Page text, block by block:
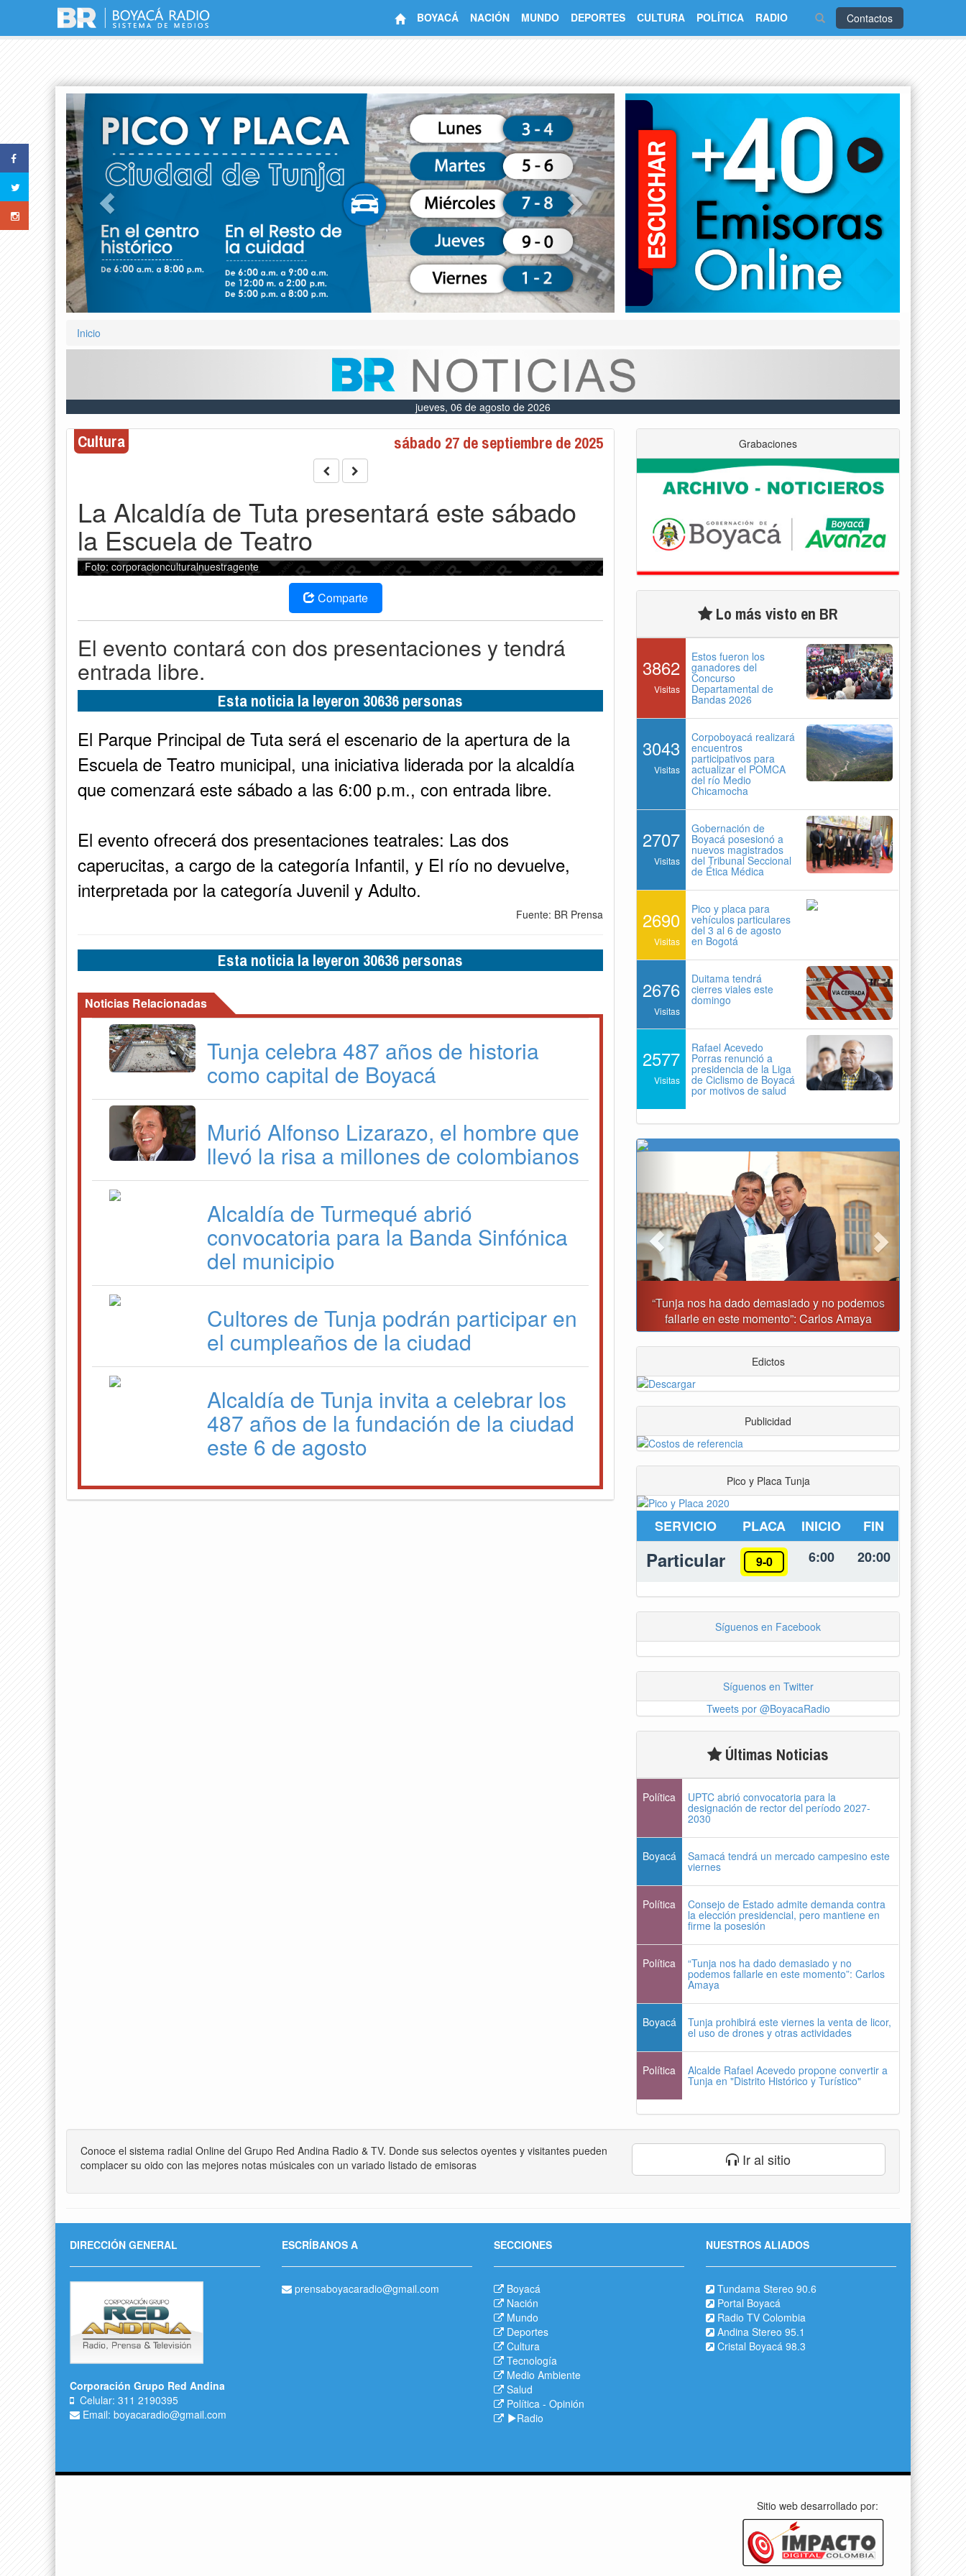
Contactos
BOYACÁ NACIÓN MUNDO DEPORTES CULTURA POLÍTICA RADIO
Next
Inicio
jueves, 06 de agosto de 2026
Cultura sábado 27 de septiembre de 2025
La Alcaldía de Tuta presentará este sábado
la Escuela de Teatro
Foto: corporacionculturalnuestragente
Comparte
El evento contará con dos presentaciones y tendrá
entrada libre.
Esta noticia la leyeron 30636 personas
El Parque Principal de Tuta será el escenario de la apertura de la
Escuela de Teatro municipal, una iniciativa liderada por la alcaldía
que comenzará este sábado a las 6:00 p.m., con entrada libre.
El evento ofrecerá dos presentaciones teatrales: Las dos
caperucitas, a cargo de la categoría Infantil, y El río no devuelve,
interpretada por la categoría Juvenil y Adulto.
Fuente: BR Prensa
Esta noticia la leyeron 30636 personas
Noticias Relacionadas
Tunja celebra 487 años de historia
como capital de Boyacá
Murió Alfonso Lizarazo, el hombre que
llevó la risa a millones de colombianos
Alcaldía de Turmequé abrió
convocatoria para la Banda Sinfónica
del municipio
Cultores de Tunja podrán participar en
el cumpleaños de la ciudad
Alcaldía de Tunja invita a celebrar los
487 años de la fundación de la ciudad
este 6 de agosto
Grabaciones
Lo más visto en BR
3862
Visitas
Estos fueron los
ganadores del
Concurso
Departamental de
Bandas 2026
3043
Visitas
Corpoboyacá realizará
encuentros
participativos para
actualizar el POMCA
del río Medio
Chicamocha
2707
Visitas
Gobernación de
Boyacá posesionó a
nuevos magistrados
del Tribunal Seccional
de Ética Médica
2690
Visitas
Pico y placa para
vehículos particulares
del 3 al 6 de agosto
en Bogotá
2676
Visitas
Duitama tendrá
cierres viales este
domingo
2577
Visitas
Rafael Acevedo
Porras renunció a
presidencia de la Liga
de Ciclismo de Boyacá
por motivos de salud
“Tunja nos ha dado demasiado y no podemos
fallarle en este momento”: Carlos Amaya
Tunja prohibirá este viernes la venta de licor, el uso
de drones y otras actividades
Next
Edictos
Publicidad
Pico y Placa Tunja
SERVICIO PLACA INICIO FIN
Particular 9-0 6:00 20:00
Síguenos en Facebook
Síguenos en Twitter
Tweets por @BoyacaRadio
Últimas Noticias
Política UPTC abrió convocatoria para la
designación de rector del período 2027-
2030
Boyacá Samacá tendrá un mercado campesino este
viernes
Política Consejo de Estado admite demanda contra
la elección presidencial, pero mantiene en
firme la posesión
Política “Tunja nos ha dado demasiado y no
podemos fallarle en este momento”: Carlos
Amaya
Boyacá Tunja prohibirá este viernes la venta de licor,
el uso de drones y otras actividades
Política Alcalde Rafael Acevedo propone convertir a
Tunja en "Distrito Histórico y Turístico"
Conoce el sistema radial Online del Grupo Red Andina Radio & TV. Donde sus selectos oyentes y visitantes pueden
complacer su oido con las mejores notas músicales con un variado listado de emisoras
Ir al sitio
DIRECCIÓN GENERAL
Corporación Grupo Red Andina
Celular: 311 2190395
Email: boyacaradio@gmail.com
ESCRÍBANOS A
prensaboyacaradio@gmail.com
SECCIONES
Boyacá
Nación
Mundo
Deportes
Cultura
Tecnología
Medio Ambiente
Salud
Política - Opinión
Radio
NUESTROS ALIADOS
Tundama Stereo 90.6
Portal Boyacá
Radio TV Colombia
Andina Stereo 95.1
Cristal Boyacá 98.3
Sitio web desarrollado por: